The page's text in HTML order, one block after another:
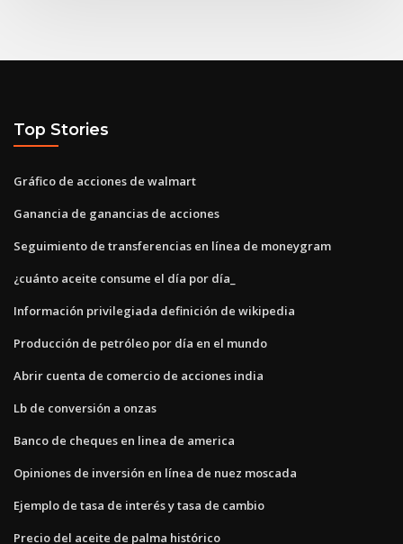
Top Stories
Gráfico de acciones de walmart
Ganancia de ganancias de acciones
Seguimiento de transferencias en línea de moneygram
¿cuánto aceite consume el día por día_
Información privilegiada definición de wikipedia
Producción de petróleo por día en el mundo
Abrir cuenta de comercio de acciones india
Lb de conversión a onzas
Banco de cheques en linea de america
Opiniones de inversión en línea de nuez moscada
Ejemplo de tasa de interés y tasa de cambio
Precio del aceite de palma histórico